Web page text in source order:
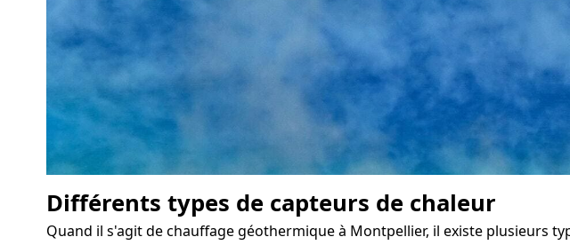
Différents types de capteurs de chaleur
Quand il s'agit de chauffage géothermique à Montpellier, il existe plusieurs